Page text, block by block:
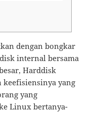
dengan bongkar
internal bersama
Harddisk
keefisiensinya yang
yang
Linux bertanya-